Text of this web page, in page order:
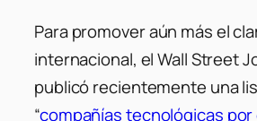
Para promover aún más el
internacional, el Wall Street
publicó recientemente una
“compañías tecnológicas